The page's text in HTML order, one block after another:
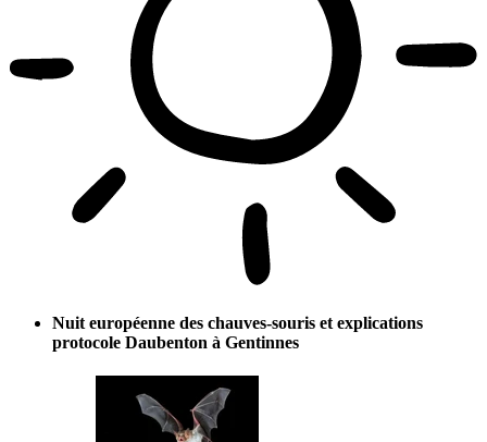
Nuit européenne des chauves-souris et explications
protocole Daubenton à Gentinnes